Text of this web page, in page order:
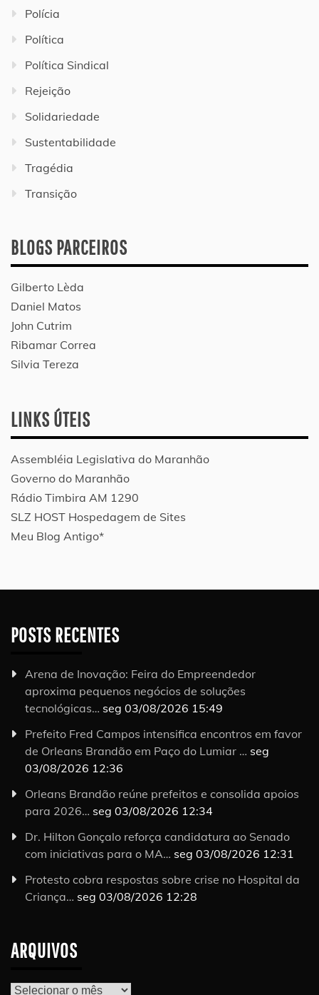
Polícia
Política
Política Sindical
Rejeição
Solidariedade
Sustentabilidade
Tragédia
Transição
BLOGS PARCEIROS
Gilberto Lèda
Daniel Matos
John Cutrim
Ribamar Correa
Silvia Tereza
LINKS ÚTEIS
Assembléia Legislativa do Maranhão
Governo do Maranhão
Rádio Timbira AM 1290
SLZ HOST Hospedagem de Sites
Meu Blog Antigo*
POSTS RECENTES
Arena de Inovação: Feira do Empreendedor
aproxima pequenos negócios de soluções
tecnológicas… seg 03/08/2026 15:49
Prefeito Fred Campos intensifica encontros em favor
de Orleans Brandão em Paço do Lumiar … seg
03/08/2026 12:36
Orleans Brandão reúne prefeitos e consolida apoios
para 2026… seg 03/08/2026 12:34
Dr. Hilton Gonçalo reforça candidatura ao Senado
com iniciativas para o MA… seg 03/08/2026 12:31
Protesto cobra respostas sobre crise no Hospital da
Criança… seg 03/08/2026 12:28
ARQUIVOS
Arquivos